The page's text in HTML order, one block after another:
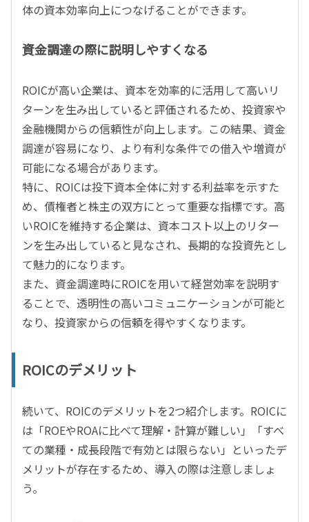
体の資本効率向上につなげることができます。
資金調達の際に説明しやすくなる
ROICが高い企業は、資本を効率的に活用して高いリ
ターンを生み出していると評価されるため、投資家や
金融機関からの信頼性が向上します。この結果、資金
調達が容易になり、より有利な条件での借入や増資が
可能になる場合があります。
特に、ROICは投下資本全体に対する利益率を示すた
め、債権者と株主の双方にとって重要な指標です。高
いROICを維持する企業は、資本コスト以上のリター
ンを生み出していると見なされ、長期的な投資先とし
て魅力的になります。
また、資金調達時にROICを用いて経営効率を説明す
ることで、透明性の高いコミュニケーションが可能と
なり、投資家からの信頼を得やすくなります。
ROICのデメリット
続いて、ROICのデメリットを2つ紹介します。ROICに
は「ROEやROAに比べて理解・計算が難しい」「すべ
ての業種・成長段階で有効とは限らない」といったデ
メリットが存在するため、導入の際は注意しましょ
う。